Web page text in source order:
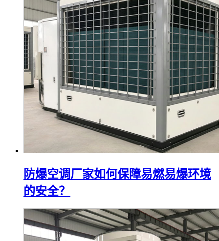
防爆空调厂家如何保障易燃易爆环境
的安全？